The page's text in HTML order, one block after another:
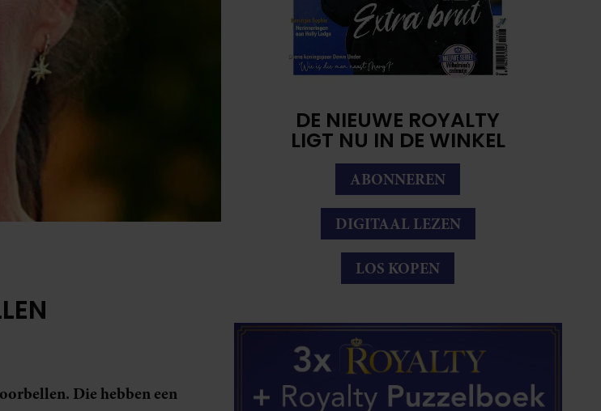
Die hebben een
DE NIEUWE ROYALTY
LIGT NU IN DE WINKEL
ABONNEREN
DIGITAAL LEZEN
LOS KOPEN